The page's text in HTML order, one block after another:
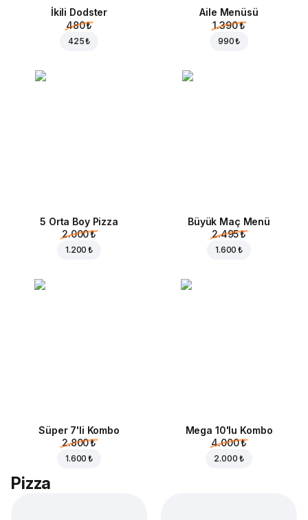
İkili Dodster
480 ₺
425 ₺
Aile Menüsü
1.390 ₺
990 ₺
5 Orta Boy Pizza
2.000 ₺
1.200 ₺
Büyük Maç Menü
2.495 ₺
1.600 ₺
Süper 7'li Kombo
2.800 ₺
1.600 ₺
Mega 10'lu Kombo
4.000 ₺
2.000 ₺
Pizza